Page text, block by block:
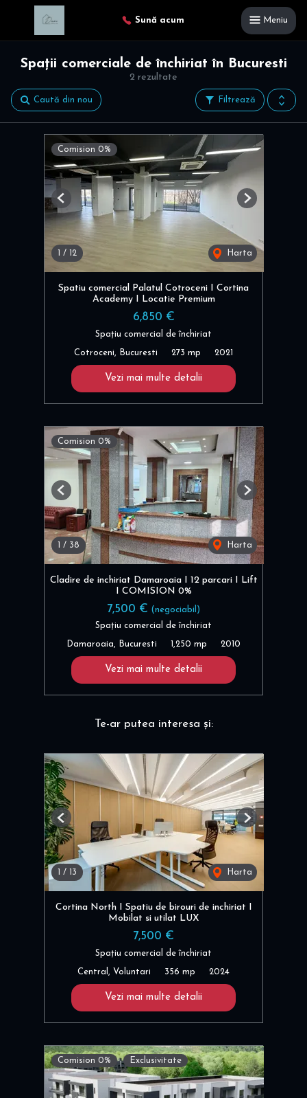
Sună acum Meniu
2 rezultate
Spații comerciale de închiriat în Bucuresti
Filtrează
Caută din nou
Comision 0%
1 / 12 Harta
Previous Next
Spatiu comercial Palatul Cotroceni I Cortina
Academy I Locatie Premium
6,850 €
Spațiu comercial de închiriat
Cotroceni, Bucuresti 273 mp 2021
Vezi mai multe detalii
Comision 0%
1 / 38 Harta
Previous Next
Cladire de inchiriat Damaroaia I 12 parcari I Lift
I COMISION 0%
7,500 € (negociabil)
Spațiu comercial de închiriat
Damaroaia, Bucuresti 1,250 mp 2010
Vezi mai multe detalii
Te-ar putea interesa și:
/ 13 Harta
Previous Next
Cortina North I Spatiu de birouri de inchiriat I
Mobilat si utilat LUX
7,500 €
Spațiu comercial de închiriat
Central, Voluntari 356 mp 2024
Vezi mai multe detalii
Comision 0% Exclusivitate